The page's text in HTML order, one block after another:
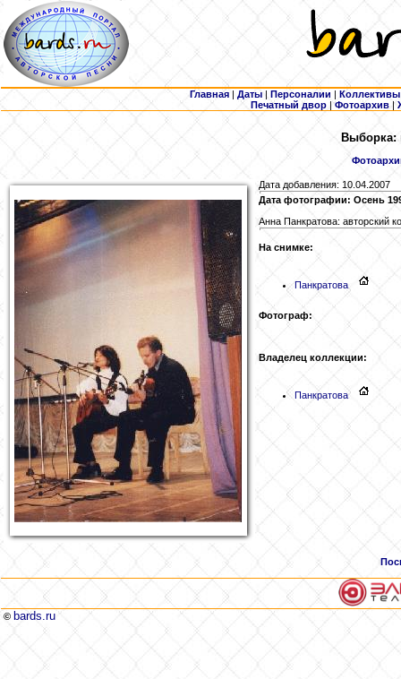
Главная | Даты | Персоналии | Коллективы
Печатный двор |Фотоархив |
Выборка:
Дата добавления: 10.04.2007
Дата фотографии: Осень
Анна Панкратова: авторский
На снимке:
Панкратова
Фотограф:
Владелец коллекции:
Панкратова
© bards.ru